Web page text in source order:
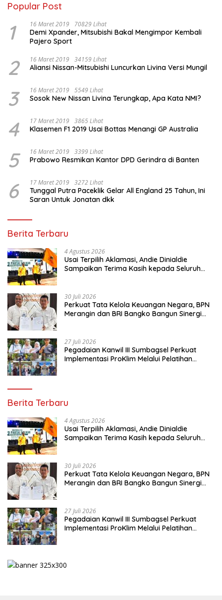
Popular Post
1 16 Maret 2019 70829 Lihat
Demi Xpander, Mitsubishi Bakal Mengimpor Kembali
Pajero Sport
2 16 Maret 2019 34159 Lihat
Aliansi Nissan-Mitsubishi Luncurkan Livina Versi Mungil
3 16 Maret 2019 5549 Lihat
Sosok New Nissan Livina Terungkap, Apa Kata NMI?
4 17 Maret 2019 3865 Lihat
Klasemen F1 2019 Usai Bottas Menangi GP Australia
5 16 Maret 2019 3399 Lihat
Prabowo Resmikan Kantor DPD Gerindra di Banten
6 17 Maret 2019 3272 Lihat
Tunggal Putra Paceklik Gelar All England 25 Tahun, Ini
Saran Untuk Jonatan dkk
Berita Terbaru
4 Agustus 2026
Usai Terpilih Aklamasi, Andie Dinialdie
Sampaikan Terima Kasih kepada Seluruh
30 Juli 2026
Perkuat Tata Kelola Keuangan Negara, BPN
Merangin dan BRI Bangko Bangun Sinergi
27 Juli 2026
Pegadaian Kanwil III Sumbagsel Perkuat
Implementasi ProKlim Melalui Pelatihan
Berita Terbaru
4 Agustus 2026
Usai Terpilih Aklamasi, Andie Dinialdie
Sampaikan Terima Kasih kepada Seluruh
30 Juli 2026
Perkuat Tata Kelola Keuangan Negara, BPN
Merangin dan BRI Bangko Bangun Sinergi
27 Juli 2026
Pegadaian Kanwil III Sumbagsel Perkuat
Implementasi ProKlim Melalui Pelatihan